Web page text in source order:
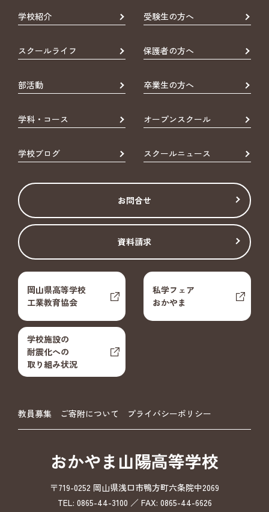
学校紹介 受験生の方へ
スクールライフ 保護者の方へ
部活動 卒業生の方へ
学科・コース オープンスクール
学校ブログ スクールニュース
お問合せ
資料請求
岡山県高等学校
工業教育協会
私学フェア
おかやま
学校施設の
耐震化への
取り組み状況
教員募集 ご寄附について プライバシーポリシー
おかやま山陽高等学校
〒719-0252 岡山県浅口市鴨方町六条院中2069
TEL: 0865-44-3100 ／ FAX: 0865-44-6626